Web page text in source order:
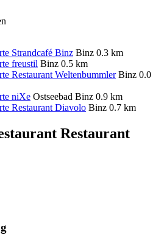
Strandcafé Binz Binz 0.3 km
freustil Binz 0.5 km
Restaurant Weltenbummler Binz 0.0
niXe Ostseebad Binz 0.9 km
Restaurant Diavolo Binz 0.7 km
Restaurant